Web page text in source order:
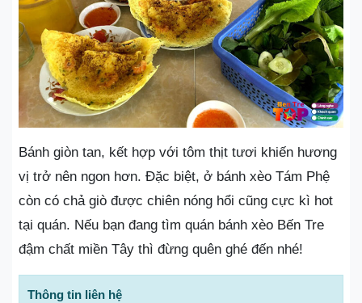
Bánh giòn tan, kết hợp với tôm thịt tươi khiến hương
vị trở nên ngon hơn. Đặc biệt, ở bánh xèo Tám Phệ
còn có chả giò được chiên nóng hổi cũng cực kì hot
tại quán. Nếu bạn đang tìm quán bánh xèo Bến Tre
đậm chất miền Tây thì đừng quên ghé đến nhé!
Thông tin liên hệ